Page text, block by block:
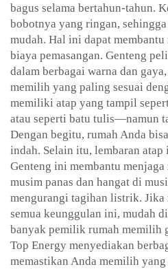
bagus selama bertahun-tahun.
bobotnya yang ringan,
mudah. Hal ini dapat
biaya pemasangan. Genteng
dalam berbagai warna dan
memilih yang paling sesuai
memiliki atap yang tampil
atau seperti batu tulis—namun
Dengan begitu, rumah Anda
indah. Selain itu, lembaran
Genteng ini membantu
musim panas dan hangat di
mengurangi tagihan listrik. Jika
semua keunggulan ini, mudah
banyak pemilik rumah memilih
Top Energy menyediakan
memastikan Anda memilih